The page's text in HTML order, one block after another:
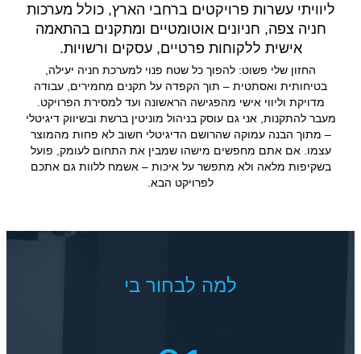
ליוויתי עשרות פרויקטים ברחבי הארץ, כולל מערכות
חניה צפה, חניונים אוטומטיים ומתקנים בהתאמה
אישית ללקוחות פרטיים, עסקים ורשויות.
החזון שלי פשוט: להפוך כל שטח פנוי למערכת חניה יעילה,
בטיחותית ואסתטית – תוך הקפדה על תקנים מחמירים, עבודה
מדויקת וליווי אישי מהפגישה הראשונה ועד למסירת הפרויקט.
מעבר להתקנות, אני גם עוסק בניהול מוניטין ברשת ובשיווק דיגיטלי
– מתוך הבנה עמוקה שהרושם הדיגיטלי חשוב לא פחות מהמוצר
עצמו. אם אתם מחפשים מישהו שמבין את התחום לעומק, פועל
בשקיפות מלאה ולא מתפשר על איכות – אשמח ללוות גם אתכם
לפרויקט הבא.
למה לבחור בי